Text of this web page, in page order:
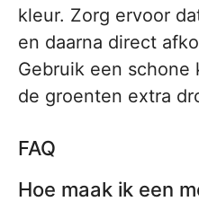
kleur. Zorg ervoor
en daarna direct
Gebruik een schone
de groenten extra
FAQ
Hoe maak ik een